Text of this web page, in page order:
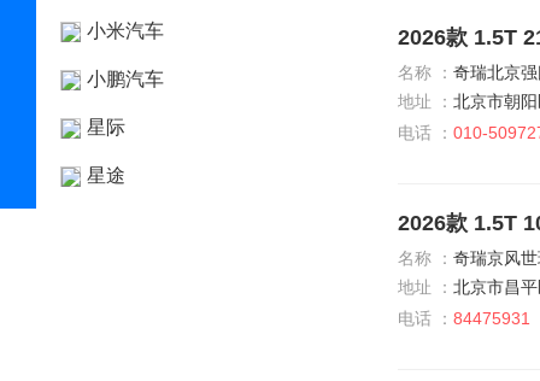
小米汽车
小鹏汽车
星际
星途
2026款 1.5T
名称 ： 奇瑞北京
地址 ： 北京市朝
电话 ： 010-
2026款 1.5T
名称 ： 奇瑞京风
地址 ： 北京市昌
电话 ： 84475931